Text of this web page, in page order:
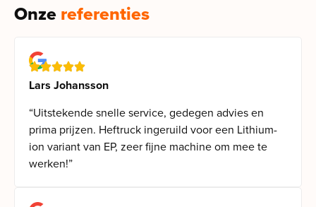
Onzereferenties
Lars Johansson
“Uitstekende snelle service, gedegen advies en
prima prijzen. Heftruck ingeruild voor een Lithium-
ion variant van EP, zeer fijne machine om mee te
werken!”